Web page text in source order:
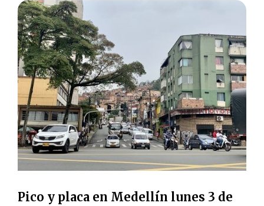
Pico y placa en Medellín lunes 3 de